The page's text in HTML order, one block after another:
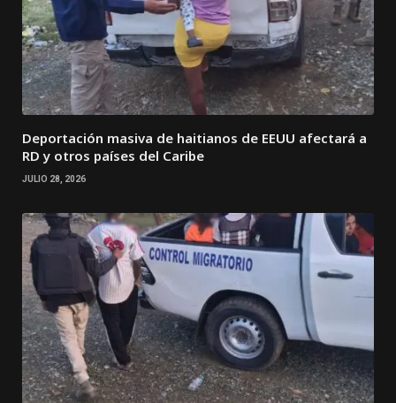
Deportación masiva de haitianos de EEUU afectará a
RD y otros países del Caribe
JULIO 28, 2026